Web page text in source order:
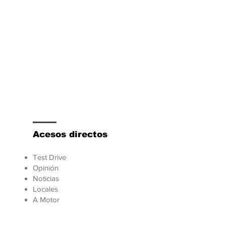
Acesos directos
Test Drive
Opinión
Noticias
Locales
A Motor